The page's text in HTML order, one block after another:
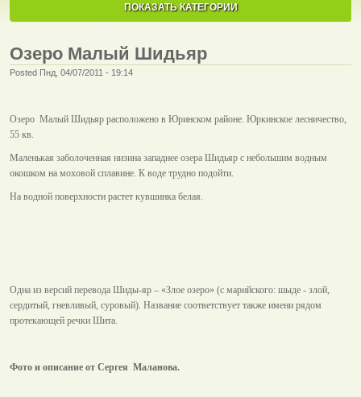
ПОКАЗАТЬ КАТЕГОРИИ
Озеро Малый Шидьяр
Posted Пнд, 04/07/2011 - 19:14
Озеро Малый Шидьяр расположено в Юринском районе. Юркинское лесничество,
55 кв.
Маленькая заболоченная низина западнее озера Шидьяр с небольшим водным
окошком на моховой сплавине. К воде трудно подойти.
На водной поверхности растет кувшинка белая.
Одна из версий перевода Шиды-яр – «Злое озеро» (с марийского: шыде - злой,
сердитый, гневливый, суровый). Название соответствует также имени рядом
протекающей речки Шита.
Фото и описание от Сергея Маланова.